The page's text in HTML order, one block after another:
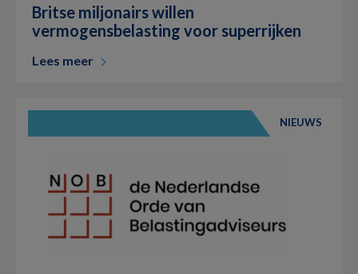
Britse miljonairs willen
vermogensbelasting voor superrijken
Lees meer
NIEUWS